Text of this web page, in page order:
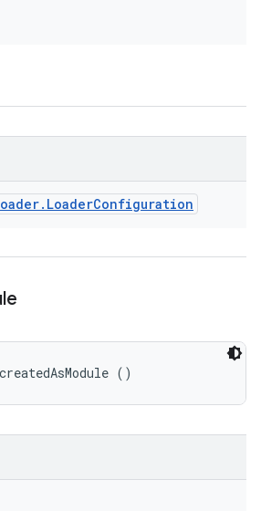
. LoaderConfiguration
()